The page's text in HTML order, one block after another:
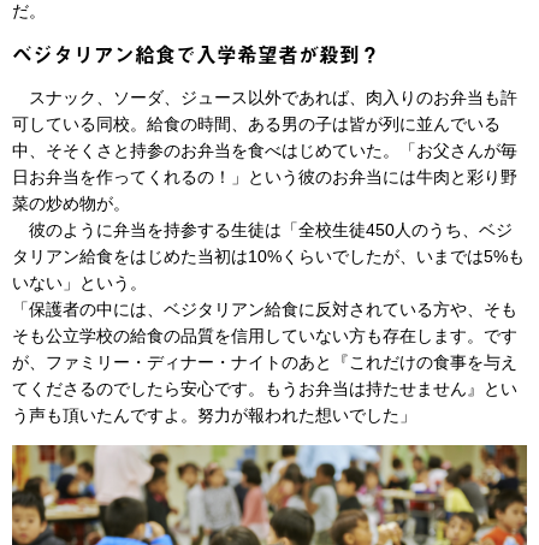
だ。
ベジタリアン給食で入学希望者が殺到？
スナック、ソーダ、ジュース以外であれば、肉入りのお弁当も許
可している同校。給食の時間、ある男の子は皆が列に並んでいる
中、そそくさと持参のお弁当を食べはじめていた。「お父さんが毎
日お弁当を作ってくれるの！」という彼のお弁当には牛肉と彩り野
菜の炒め物が。
彼のように弁当を持参する生徒は「全校生徒450人のうち、ベジ
タリアン給食をはじめた当初は10%くらいでしたが、いまでは5%も
いない」という。
「保護者の中には、ベジタリアン給食に反対されている方や、そも
そも公立学校の給食の品質を信用していない方も存在します。です
が、ファミリー・ディナー・ナイトのあと『これだけの食事を与え
てくださるのでしたら安心です。もうお弁当は持たせません』とい
う声も頂いたんですよ。努力が報われた想いでした」